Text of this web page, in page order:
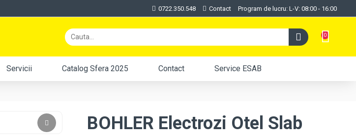
0722.350.548 Contact Program de lucru: L-V: 08:00 - 16:00
0
Servicii Catalog Sfera 2025 Contact Service ESAB
BOHLER Electrozi Otel Slab